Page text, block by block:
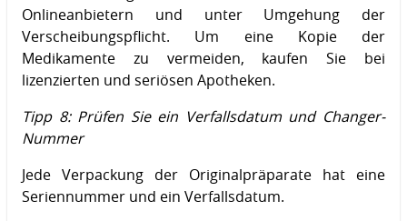
Onlineanbietern und unter Umgehung der
Verscheibungspflicht. Um eine Kopie der
Medikamente zu vermeiden, kaufen Sie bei
lizenzierten und seriösen Apotheken.
Tipp 8: Prüfen Sie ein Verfallsdatum und Changer-
Nummer
Jede Verpackung der Originalpräparate hat eine
Seriennummer und ein Verfallsdatum.